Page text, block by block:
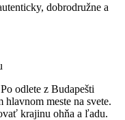
dobrodružne a
odlete z Budapešti
meste na svete.
krajinu ohňa a ľadu.